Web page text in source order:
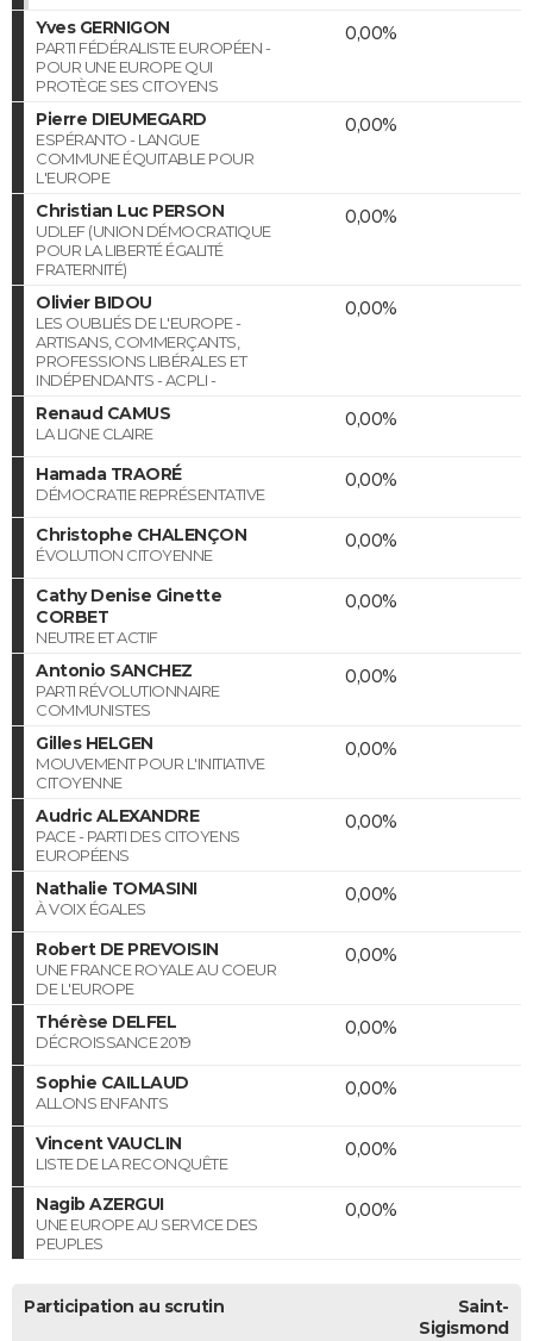
Yves GERNIGON
PARTI FÉDÉRALISTE EUROPÉEN -
POUR UNE EUROPE QUI
PROTÈGE SES CITOYENS
0,00%
Pierre DIEUMEGARD
ESPÉRANTO - LANGUE
COMMUNE ÉQUITABLE POUR
L'EUROPE
0,00%
Christian Luc PERSON
UDLEF (UNION DÉMOCRATIQUE
POUR LA LIBERTÉ ÉGALITÉ
FRATERNITÉ)
0,00%
Olivier BIDOU
LES OUBLIÉS DE L'EUROPE -
ARTISANS, COMMERÇANTS,
PROFESSIONS LIBÉRALES ET
INDÉPENDANTS - ACPLI -
0,00%
Renaud CAMUS
LA LIGNE CLAIRE
0,00%
Hamada TRAORÉ
DÉMOCRATIE REPRÉSENTATIVE
0,00%
Christophe CHALENÇON
ÉVOLUTION CITOYENNE
0,00%
Cathy Denise Ginette
CORBET
NEUTRE ET ACTIF
0,00%
Antonio SANCHEZ
PARTI RÉVOLUTIONNAIRE
COMMUNISTES
0,00%
Gilles HELGEN
MOUVEMENT POUR L'INITIATIVE
CITOYENNE
0,00%
Audric ALEXANDRE
PACE - PARTI DES CITOYENS
EUROPÉENS
0,00%
Nathalie TOMASINI
À VOIX ÉGALES
0,00%
Robert DE PREVOISIN
UNE FRANCE ROYALE AU COEUR
DE L'EUROPE
0,00%
Thérèse DELFEL
DÉCROISSANCE 2019
0,00%
Sophie CAILLAUD
ALLONS ENFANTS
0,00%
Vincent VAUCLIN
LISTE DE LA RECONQUÊTE
0,00%
Nagib AZERGUI
UNE EUROPE AU SERVICE DES
PEUPLES
0,00%
Participation au scrutin
Saint-
Sigismond